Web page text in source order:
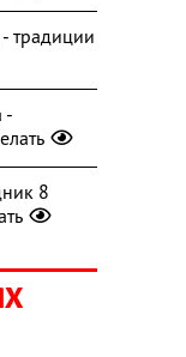
традиции
-
8